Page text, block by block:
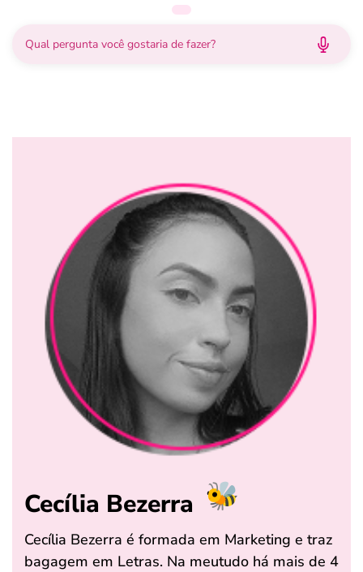
Cecília Bezerra
Cecília Bezerra é formada em Marketing e traz
bagagem em Letras. Na meutudo há mais de 4